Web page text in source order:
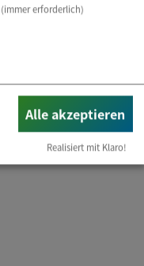
(immer erforderlich)
Alle akzeptieren
Realisiert mit Klaro!